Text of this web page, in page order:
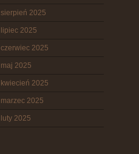
sierpień 2025
lipiec 2025
czerwiec 2025
maj 2025
kwiecień 2025
marzec 2025
luty 2025